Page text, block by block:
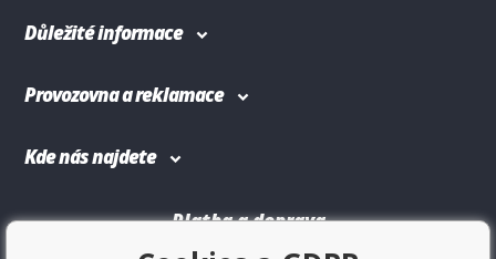
Důležité informace
Provozovna a reklamace
Kde nás najdete
Platba a doprava